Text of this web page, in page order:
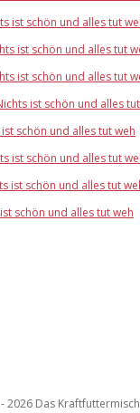
ist schön und alles tut
ist schön und alles tut
ist schön und alles tut
ist schön und alles
ist schön und alles tut weh
ist schön und alles tut
ist schön und alles tut
schön und alles tut weh
2026 Das